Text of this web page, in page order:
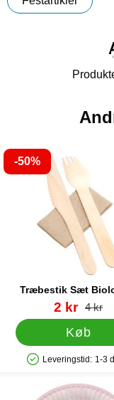
-50%
Træbestik Sæt
Nedbrydelige
Varenr 31556pris
2 kr pris
4 kr
Køb
Leveringstid: 1-3
træbestik Sæt
Markér